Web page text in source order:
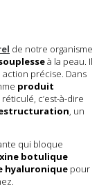
de notre organisme
à la peau. Il
précise. Dans
produit
réticulé, c’est-à-dire
, un
qui bloque
botulique
hyaluronique pour